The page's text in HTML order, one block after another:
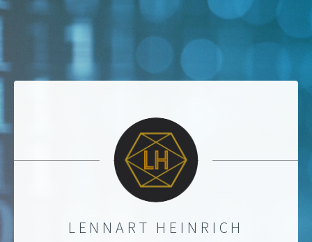
LENNART HEINRICH